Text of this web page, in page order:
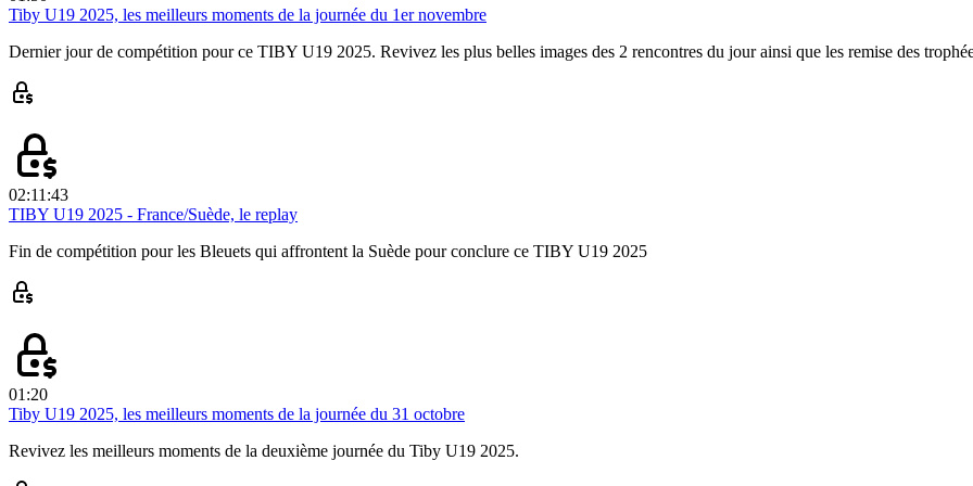
Tiby U19 2025, les meilleurs moments de la journée du 1er novembre
Dernier jour de compétition pour ce TIBY U19 2025. Revivez les plus belles images des 2 rencontres du jour ainsi que les remise des
02:11:43
TIBY U19 2025 - France/Suède, le replay
Fin de compétition pour les Bleuets qui affrontent la Suède pour conclure ce TIBY U19 2025
01:20
Tiby U19 2025, les meilleurs moments de la journée du 31 octobre
Revivez les meilleurs moments de la deuxième journée du Tiby U19 2025.